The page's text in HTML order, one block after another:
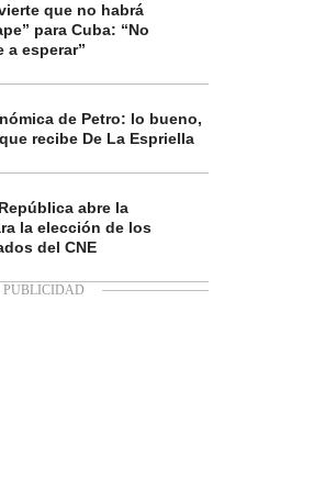
que no habrá
para Cuba: “No
a esperar”
de Petro: lo bueno,
recibe De La Espriella
abre la
la elección de los
del CNE